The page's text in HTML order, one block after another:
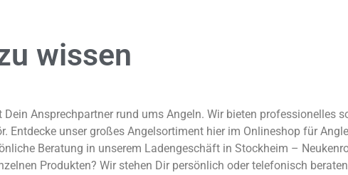
wissen
Dein Ansprechpartner rund ums Angeln. Wir bieten professionelles
Entdecke unser großes Angelsortiment hier im Onlineshop für
Beratung in unserem Ladengeschäft in Stockheim –
Produkten? Wir stehen Dir persönlich oder telefonisch